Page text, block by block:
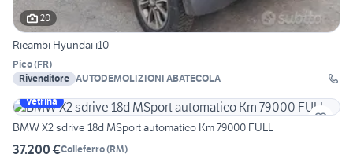
20
Ricambi Hyundai i10
Pico(FR)
Rivenditore AUTODEMOLIZIONI ABATECOLA
Vetrina
BMW X2 sdrive 18d MSport automatico Km 79000 FULL
37.200 €Colleferro(RM)